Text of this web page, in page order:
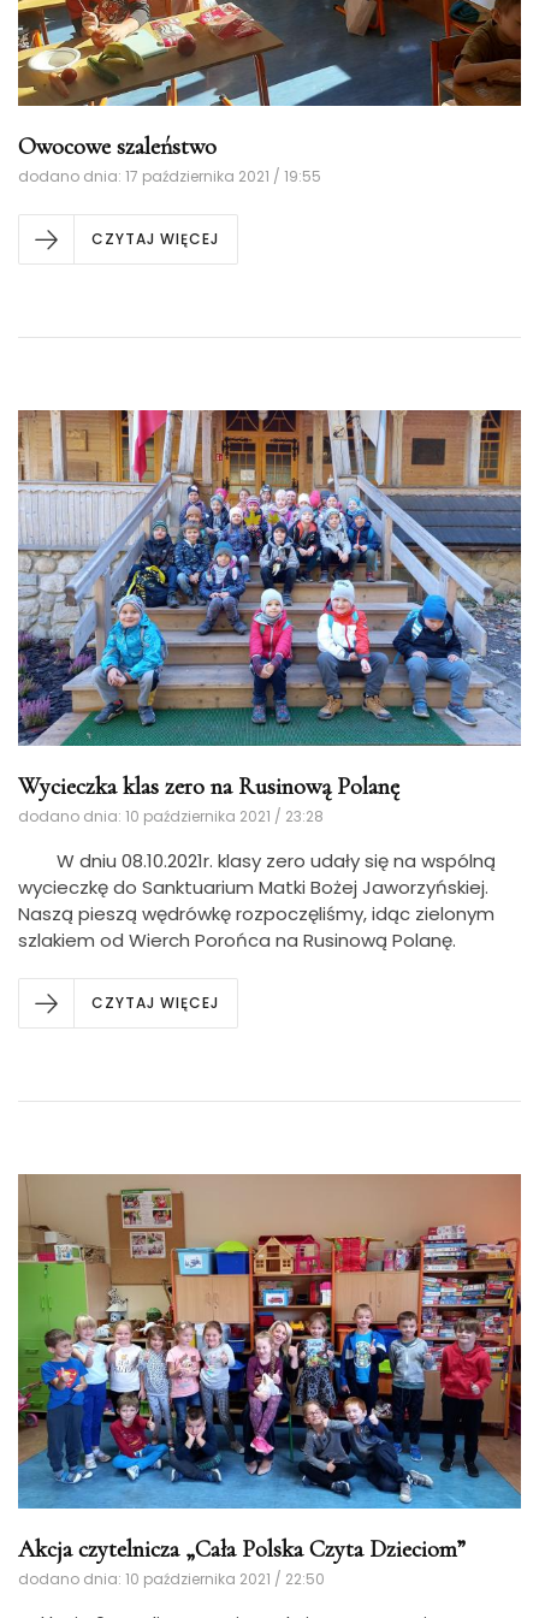
Owocowe szaleństwo
dodano dnia: 17 października 2021 / 19:55
CZYTAJ WIĘCEJ
Wycieczka klas zero na Rusinową Polanę
dodano dnia: 10 października 2021 / 23:28
W dniu 08.10.2021r. klasy zero udały się na wspólną
wycieczkę do Sanktuarium Matki Bożej Jaworzyńskiej.
Naszą pieszą wędrówkę rozpoczęliśmy, idąc zielonym
szlakiem od Wierch Porońca na Rusinową Polanę.
CZYTAJ WIĘCEJ
Akcja czytelnicza „Cała Polska Czyta Dzieciom”
dodano dnia: 10 października 2021 / 22:50